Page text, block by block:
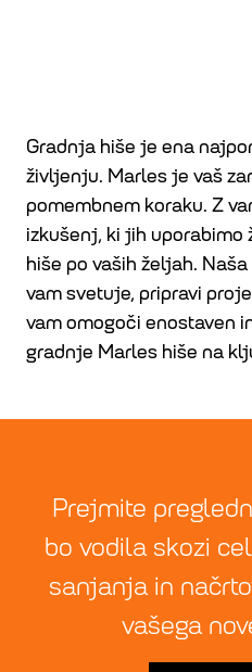
Gradnja hiše je ena
življenju. Marles je vaš
pomembnem koraku. Z
izkušenj, ki jih uporabimo
hiše po vaših željah.
vam svetuje, pripravi
vam omogoči enostaven
gradnje Marles hiše na
Prejmite
bo vodila skozi
sanjanja in
vašega